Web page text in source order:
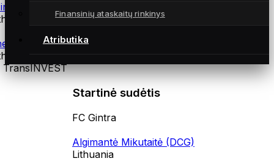
Finansinių ataskaitų rinkinys
Atributika
rengimo treneris Andrius Daškus
Martynas Norvilas
TransINVEST
Startinė sudėtis
FC Gintra
Algimantė Mikutaitė (DCG)
Lithuania